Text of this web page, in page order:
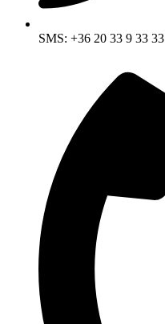
SMS: +36 20 33 9 33 33